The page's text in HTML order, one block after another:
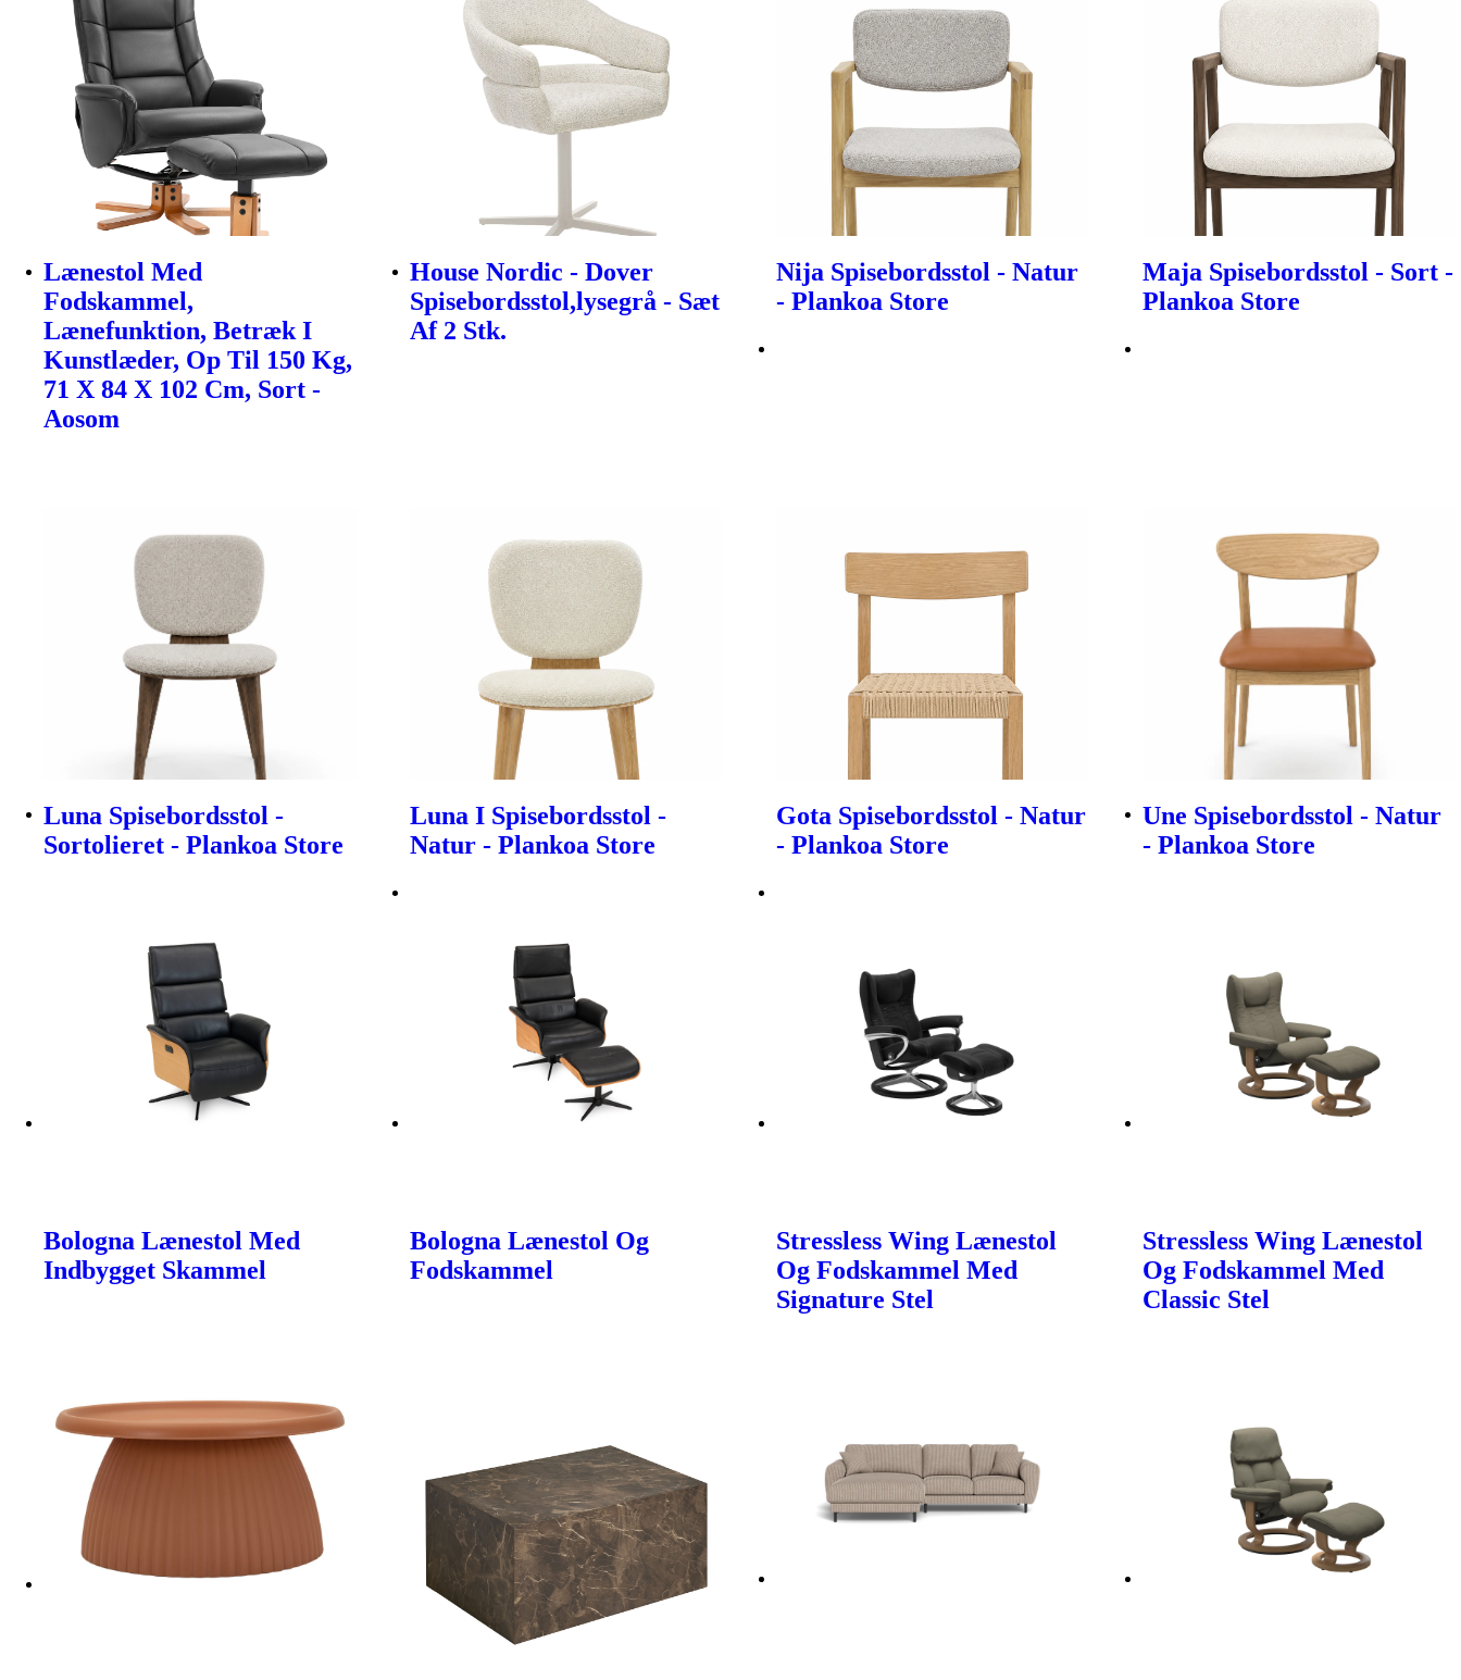
Lænestol Med
Fodskammel,
Lænefunktion, Betræk I
Kunstlæder, Op Til 150 Kg,
71 X 84 X 102 Cm, Sort -
Aosom
House Nordic - Dover
Spisebordsstol,lysegrå - Sæt
Af 2 Stk.
Nija Spisebordsstol - Natur
- Plankoa Store
Maja Spisebordsstol - Sort -
Plankoa Store
Luna Spisebordsstol -
Sortolieret - Plankoa Store
Luna I Spisebordsstol -
Natur - Plankoa Store
Gota Spisebordsstol - Natur
- Plankoa Store
Une Spisebordsstol - Natur
- Plankoa Store
Bologna Lænestol Med
Indbygget Skammel
Bologna Lænestol Og
Fodskammel
Stressless Wing Lænestol
Og Fodskammel Med
Signature Stel
Stressless Wing Lænestol
Og Fodskammel Med
Classic Stel